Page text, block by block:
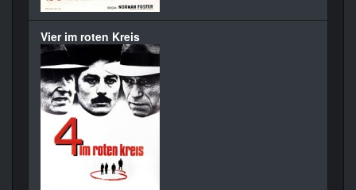
Vier im roten Kreis